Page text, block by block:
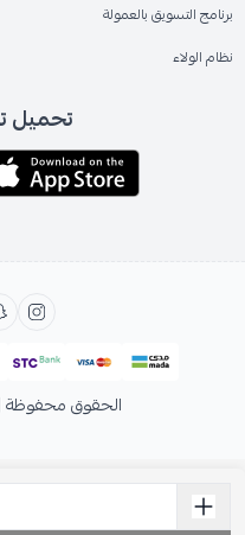
برنامج التسويق بالعمولة
نظام الولاء
تحميل
الحقوق محفوظة |